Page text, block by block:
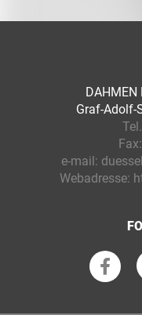
DAHMEN
Graf-Adolf-
Fax:
e-mail:
Webadresse: